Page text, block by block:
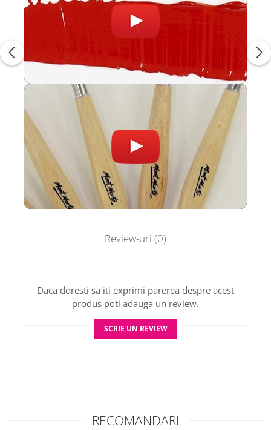
Recomandări de utilizare
Crearea de straturi groase și accente bine
Tehnici de scraping, blending și layering
Potrivite pentru proiecte artistice diverse, de
la studiu la lucrări finale
Pot fi utilizate împreună cu seturi de vopsea
acrilică pentru rezultate variate și control
asupra consistenței și texturii culorii:
https://www.re-creativ.ro/pictura-grafica/pmhs0026-set-
vopsea-acrilica-mont-marte-12x12ml.html
Review-uri (0)
Daca doresti sa iti exprimi parerea despre acest
produs poti adauga un review.
SCRIE UN REVIEW
RECOMANDARI